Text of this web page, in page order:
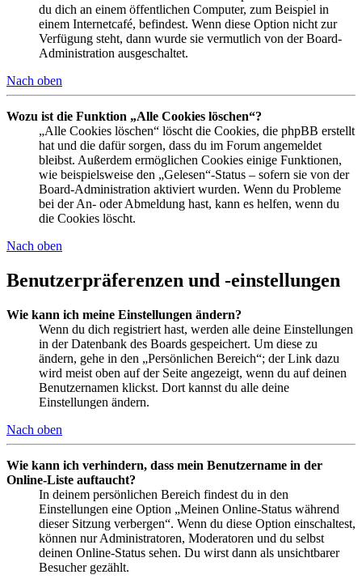
du dich an einem öffentlichen Computer, zum Beispiel in
einem Internetcafé, befindest. Wenn diese Option nicht zur
Verfügung steht, dann wurde sie vermutlich von der Board-
Administration ausgeschaltet.
Nach oben
Wozu ist die Funktion „Alle Cookies löschen“?
„Alle Cookies löschen“ löscht die Cookies, die phpBB erstellt
hat und die dafür sorgen, dass du im Forum angemeldet
bleibst. Außerdem ermöglichen Cookies einige Funktionen,
wie beispielsweise den „Gelesen“-Status – sofern sie von der
Board-Administration aktiviert wurden. Wenn du Probleme
bei der An- oder Abmeldung hast, kann es helfen, wenn du
die Cookies löscht.
Nach oben
Benutzerpräferenzen und -einstellungen
Wie kann ich meine Einstellungen ändern?
Wenn du dich registriert hast, werden alle deine Einstellungen
in der Datenbank des Boards gespeichert. Um diese zu
ändern, gehe in den „Persönlichen Bereich“; der Link dazu
wird meist oben auf der Seite angezeigt, wenn du auf deinen
Benutzernamen klickst. Dort kannst du alle deine
Einstellungen ändern.
Nach oben
Wie kann ich verhindern, dass mein Benutzername in der
Online-Liste auftaucht?
In deinem persönlichen Bereich findest du in den
Einstellungen eine Option „Meinen Online-Status während
dieser Sitzung verbergen“. Wenn du diese Option einschaltest,
können nur Administratoren, Moderatoren und du selbst
deinen Online-Status sehen. Du wirst dann als unsichtbarer
Besucher gezählt.